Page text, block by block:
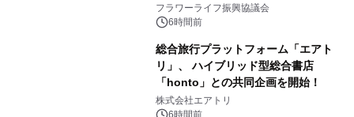
フラワーライフ振興協議会
6時間前
総合旅行プラットフォーム「エアト
リ」、 ハイブリッド型総合書店
「honto」との共同企画を開始！
株式会社エアトリ
6時間前